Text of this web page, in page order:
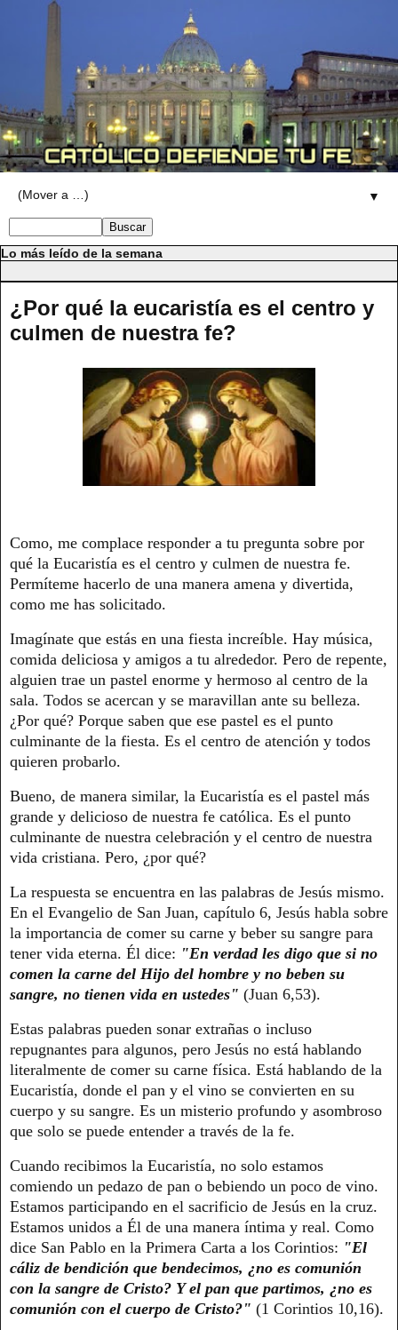
▼
Lo más leído de la semana
¿Por qué la eucaristía es el centro y
culmen de nuestra fe?
Como, me complace responder a tu pregunta sobre por
qué la Eucaristía es el centro y culmen de nuestra fe.
Permíteme hacerlo de una manera amena y divertida,
como me has solicitado.
Imagínate que estás en una fiesta increíble. Hay música,
comida deliciosa y amigos a tu alrededor. Pero de repente,
alguien trae un pastel enorme y hermoso al centro de la
sala. Todos se acercan y se maravillan ante su belleza.
¿Por qué? Porque saben que ese pastel es el punto
culminante de la fiesta. Es el centro de atención y todos
quieren probarlo.
Bueno, de manera similar, la Eucaristía es el pastel más
grande y delicioso de nuestra fe católica. Es el punto
culminante de nuestra celebración y el centro de nuestra
vida cristiana. Pero, ¿por qué?
La respuesta se encuentra en las palabras de Jesús mismo.
En el Evangelio de San Juan, capítulo 6, Jesús habla sobre
la importancia de comer su carne y beber su sangre para
tener vida eterna. Él dice: "En verdad les digo que si no
comen la carne del Hijo del hombre y no beben su
sangre, no tienen vida en ustedes" (Juan 6,53).
Estas palabras pueden sonar extrañas o incluso
repugnantes para algunos, pero Jesús no está hablando
literalmente de comer su carne física. Está hablando de la
Eucaristía, donde el pan y el vino se convierten en su
cuerpo y su sangre. Es un misterio profundo y asombroso
que solo se puede entender a través de la fe.
Cuando recibimos la Eucaristía, no solo estamos
comiendo un pedazo de pan o bebiendo un poco de vino.
Estamos participando en el sacrificio de Jesús en la cruz.
Estamos unidos a Él de una manera íntima y real. Como
dice San Pablo en la Primera Carta a los Corintios: "El
cáliz de bendición que bendecimos, ¿no es comunión
con la sangre de Cristo? Y el pan que partimos, ¿no es
comunión con el cuerpo de Cristo?" (1 Corintios 10,16).